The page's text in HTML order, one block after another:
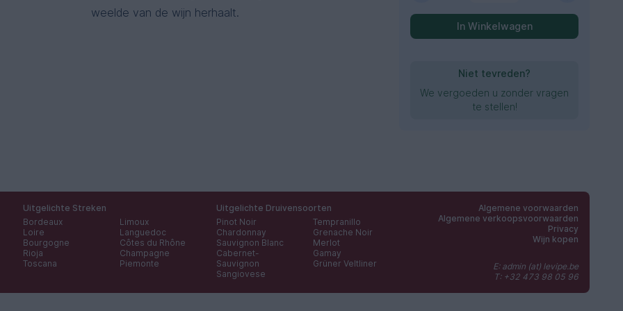
weelde van de wijn herhaalt.
In Winkelwagen
Niet tevreden?
We vergoeden u zonder vragen
te stellen!
Uitgelichte Streken
Bordeaux
Loire
Bourgogne
Rioja
Toscana
Limoux
Languedoc
Côtes du Rhône
Champagne
Piemonte
Uitgelichte Druivensoorten
Pinot Noir
Chardonnay
Sauvignon Blanc
Cabernet-
Sauvignon
Sangiovese
Tempranillo
Grenache Noir
Merlot
Gamay
Grüner Veltliner
Algemene voorwaarden
Algemene verkoopsvoorwaarden
Privacy
Wijn kopen
E: admin (at) levipe.be
T: +32 473 98 05 96